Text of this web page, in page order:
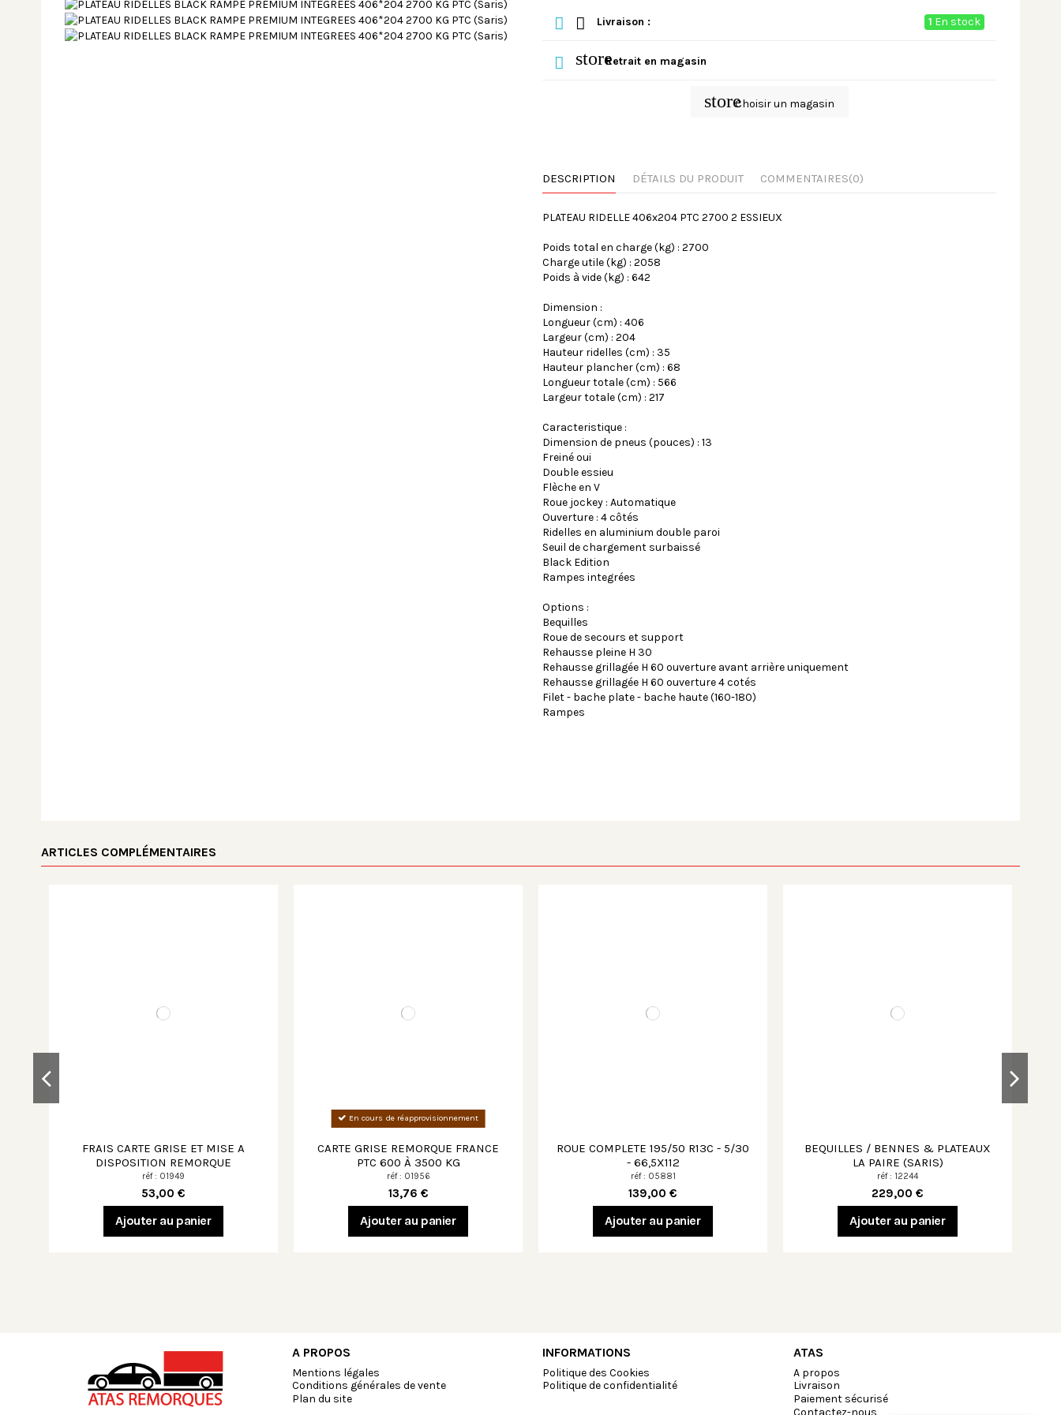
Livraison : 1 En stock
storeRetrait en magasin
storeChoisir un magasin
DESCRIPTION DÉTAILS DU PRODUIT COMMENTAIRES(0)
PLATEAU RIDELLE 406x204 PTC 2700 2 ESSIEUX
Poids total en charge (kg) : 2700
Charge utile (kg) : 2058
Poids à vide (kg) : 642
Dimension :
Longueur (cm) : 406
Largeur (cm) : 204
Hauteur ridelles (cm) : 35
Hauteur plancher (cm) : 68
Longueur totale (cm) : 566
Largeur totale (cm) : 217
Caracteristique :
Dimension de pneus (pouces) : 13
Freiné oui
Double essieu
Flèche en V
Roue jockey : Automatique
Ouverture : 4 côtés
Ridelles en aluminium double paroi
Seuil de chargement surbaissé
Black Edition
Rampes integrées
Options :
Bequilles
Roue de secours et support
Rehausse pleine H 30
Rehausse grillagée H 60 ouverture avant arrière uniquement
Rehausse grillagée H 60 ouverture 4 cotés
Filet - bache plate - bache haute (160-180)
Rampes
ARTICLES COMPLÉMENTAIRES
FRAIS CARTE GRISE ET MISE A
DISPOSITION REMORQUE
réf : 01949
53,00 €
Ajouter au panier
En cours de réapprovisionnement
CARTE GRISE REMORQUE FRANCE
PTC 600 À 3500 KG
réf : 01956
13,76 €
Ajouter au panier
ROUE COMPLETE 195/50 R13C - 5/30
- 66,5X112
réf : 05881
139,00 €
Ajouter au panier
BEQUILLES / BENNES & PLATEAUX
LA PAIRE (SARIS)
réf : 12244
229,00 €
Ajouter au panier
A PROPOS
Mentions légales
Conditions générales de vente
Plan du site
INFORMATIONS
Politique des Cookies
Politique de confidentialité
ATAS
A propos
Livraison
Paiement sécurisé
Contactez-nous